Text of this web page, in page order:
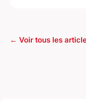
← Voir tous les